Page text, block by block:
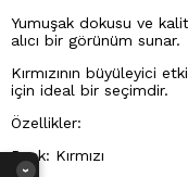
Yumuşak dokusu ve
alıcı bir görünüm sunar.
Kırmızının büyüleyici
için ideal bir seçimdir.
Özellikler:
Renk: Kırmızı
›